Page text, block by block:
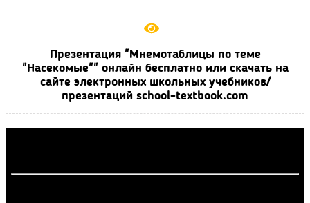
Презентация "Мнемотаблицы по теме
"Насекомые"" онлайн бесплатно или скачать на
сайте электронных школьных учебников/
презентаций school-textbook.com